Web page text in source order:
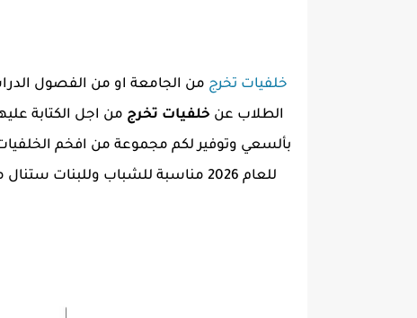
خلفيات تخرج من الجامعة او من الفصول
الطلاب عن خلفيات تخرج من اجل الكتابة
للعام 2026 مناسبة للشباب